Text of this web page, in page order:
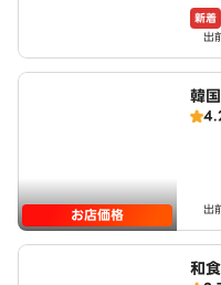
新着
出
お店価格
韓
出
和